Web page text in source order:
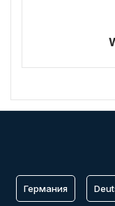
Германия